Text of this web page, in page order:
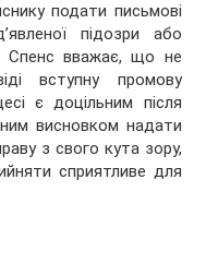
подати письмові
підозри або
Спенс вважає, що не
вступну промову
є доцільним після
висновком надати
з свого кута зору,
сприятливе для